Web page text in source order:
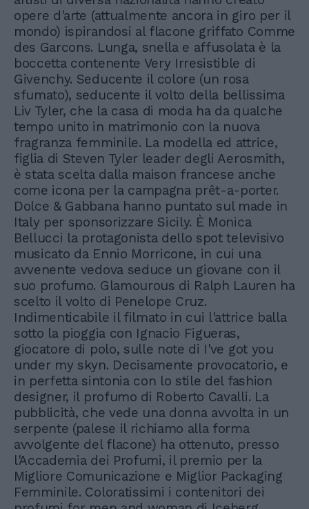
opere d'arte (attualmente ancora in giro per il
mondo) ispirandosi al flacone griffato Comme
des Garcons. Lunga, snella e affusolata è la
boccetta contenente Very Irresistible di
Givenchy. Seducente il colore (un rosa
sfumato), seducente il volto della bellissima
Liv Tyler, che la casa di moda ha da qualche
tempo unito in matrimonio con la nuova
fragranza femminile. La modella ed attrice,
figlia di Steven Tyler leader degli Aerosmith,
è stata scelta dalla maison francese anche
come icona per la campagna prêt-a-porter.
Dolce & Gabbana hanno puntato sul made in
Italy per sponsorizzare Sicily. È Monica
Bellucci la protagonista dello spot televisivo
musicato da Ennio Morricone, in cui una
avvenente vedova seduce un giovane con il
suo profumo. Glamourous di Ralph Lauren ha
scelto il volto di Penelope Cruz.
Indimenticabile il filmato in cui l'attrice balla
sotto la pioggia con Ignacio Figueras,
giocatore di polo, sulle note di I've got you
under my skyn. Decisamente provocatorio, e
in perfetta sintonia con lo stile del fashion
designer, il profumo di Roberto Cavalli. La
pubblicità, che vede una donna avvolta in un
serpente (palese il richiamo alla forma
avvolgente del flacone) ha ottenuto, presso
l'Accademia dei Profumi, il premio per la
Migliore Comunicazione e Miglior Packaging
Femminile. Coloratissimi i contenitori dei